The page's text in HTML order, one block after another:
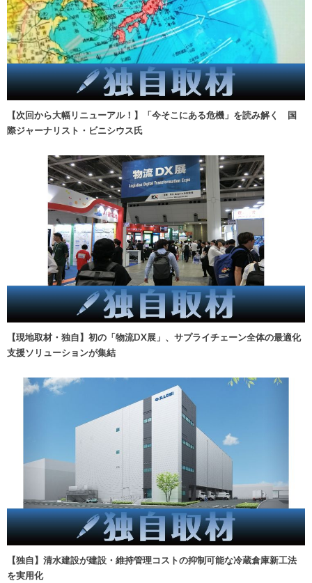
【次回から大幅リニューアル！】「今そこにある危機」を読み解く 国
際ジャーナリスト・ビニシウス氏
【現地取材・独自】初の「物流DX展」、サプライチェーン全体の最適化
支援ソリューションが集結
【独自】清水建設が建設・維持管理コストの抑制可能な冷蔵倉庫新工法
を実用化